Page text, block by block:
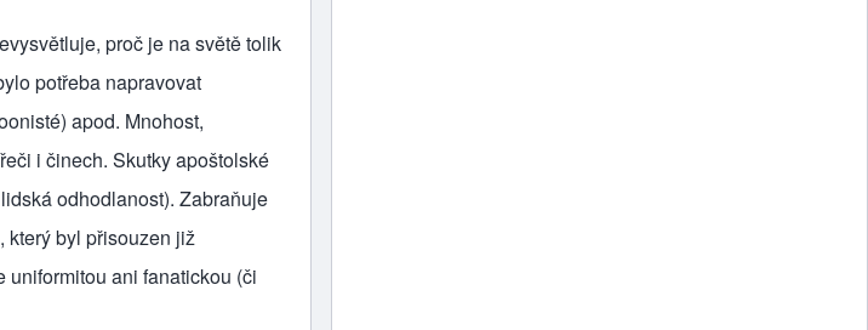
proč je na světě tolik
potřeba napravovat
apod. Mnohost,
i činech. Skutky apoštolské
odhodlanost). Zabraňuje
který byl přisouzen již
uniformitou ani fanatickou (či